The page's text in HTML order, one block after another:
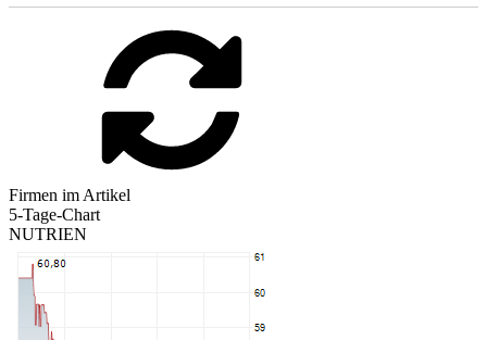
Firmen im Artikel
5-Tage-Chart
NUTRIEN